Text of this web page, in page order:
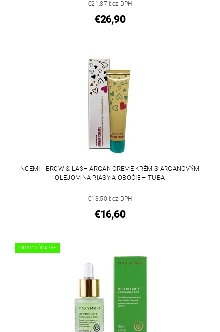
€21,87 bez DPH
€26,90
NOEMI - BROW & LASH ARGAN CREME KRÉM S ARGANOVÝM
OLEJOM NA RIASY A OBOČIE – TUBA
€13,50 bez DPH
€16,60
ODPORÚČAME